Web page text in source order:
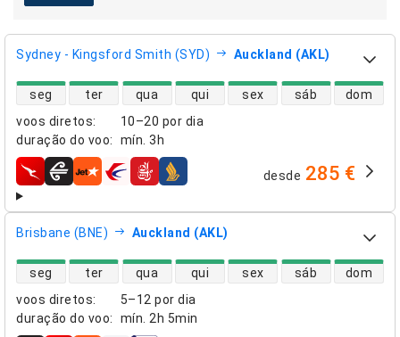
Sydney - Kingsford Smith (SYD) Auckland (AKL)
voos diretos:
10–20 por dia
duração do voo: mín. 3h
disponibilidade de voos diretos
seg ter qua qui sex sáb dom
companhias aéreas desde 285 €
Brisbane (BNE) Auckland (AKL)
voos diretos:
5–12 por dia
duração do voo: mín. 2h 5min
disponibilidade de voos diretos
seg ter qua qui sex sáb dom